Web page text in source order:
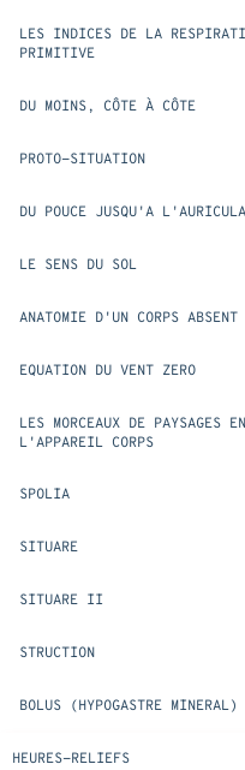
LES INDICES DE LA
PRIMITIVE
DU MOINS, CÔTE À CÔTE
PROTO-SITUATION
DU POUCE JUSQU'A
LE SENS DU SOL
ANATOMIE D'UN CORPS ABSENT
EQUATION DU VENT ZERO
LES MORCEAUX DE PAYSAGES
L'APPAREIL CORPS
SPOLIA
SITUARE
SITUARE II
STRUCTION
BOLUS (HYPOGASTRE MINERAL)
HEURES-RELIEFS